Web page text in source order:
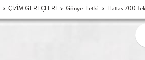
ÇİZİM GEREÇLERİ Gönye-İletki Hatas 700